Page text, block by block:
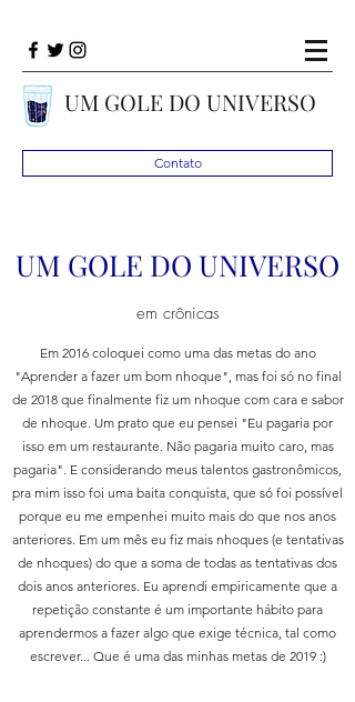
UM GOLE DO UNIVERSO
Contato
UM GOLE DO UNIVERSO
em crônicas
Em 2016 coloquei como uma das metas do ano
"Aprender a fazer um bom nhoque", mas foi só no final
de 2018 que finalmente fiz um nhoque com cara e sabor
de nhoque. Um prato que eu pensei "Eu pagaria por
isso em um restaurante. Não pagaria muito caro, mas
pagaria". E considerando meus talentos gastronômicos,
pra mim isso foi uma baita conquista, que só foi possível
porque eu me empenhei muito mais do que nos anos
anteriores. Em um mês eu fiz mais nhoques (e tentativas
de nhoques) do que a soma de todas as tentativas dos
dois anos anteriores. Eu aprendi empiricamente que a
repetição constante é um importante hábito para
aprendermos a fazer algo que exige técnica, tal como
escrever... Que é uma das minhas metas de 2019 :)